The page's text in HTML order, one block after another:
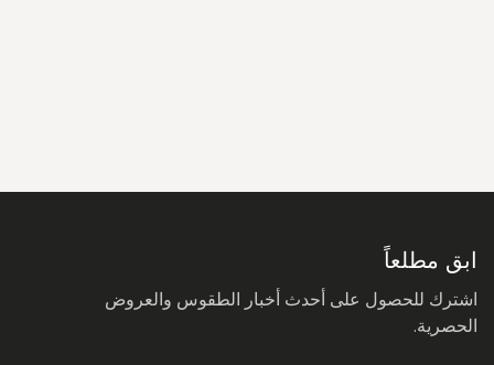
ابق مطلعاً
اشترك للحصول على أحدث أخبار الطقوس والعروض
الحصرية.